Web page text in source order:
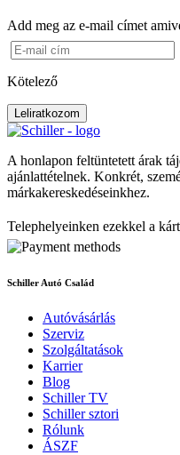
Add meg az e-mail címet
Kötelező
Leliratkozom
A honlapon feltüntetett árak
ajánlattételnek. Konkrét,
márkakereskedéseinkhez.
Telephelyeinken ezekkel a
Schiller Autó Család
Autóvásárlás
Szerviz
Szolgáltatások
Karrier
Blog
Schiller TV
Schiller sztori
Rólunk
ÁSZF